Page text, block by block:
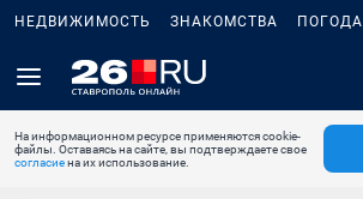
НЕДВИЖИМОСТЬ ЗНАКОМСТВА ПОГОДА
На информационном ресурсе применяются cookie-
файлы. Оставаясь на сайте, вы подтверждаете свое
согласиена их использование.